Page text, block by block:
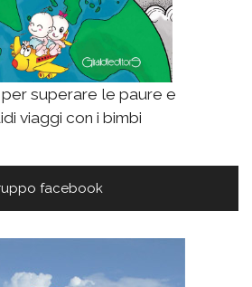
superare le paure e
viaggi con i bimbi
facebook